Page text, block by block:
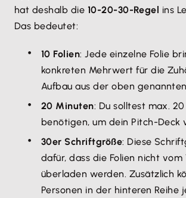
hat deshalb die 10-20-30-Regel ins
Das bedeutet:
10 Folien: Jede einzelne Folie
konkreten Mehrwert für die
Aufbau aus der oben
20 Minuten: Du solltest max.
benötigen, um dein Pitch-Deck
30er Schriftgröße: Diese
dafür, dass die Folien nicht vom
überladen werden. Zusätzlich
Personen in der hinteren Reihe